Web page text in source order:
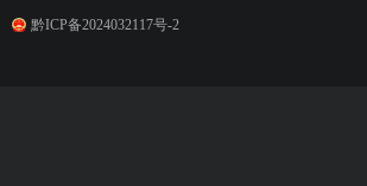
黔ICP备2024032117号-2